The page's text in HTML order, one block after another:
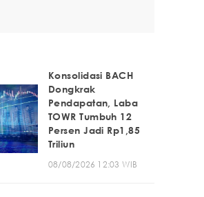
Konsolidasi BACH
Dongkrak
Pendapatan, Laba
TOWR Tumbuh 12
Persen Jadi Rp1,85
Triliun
08/08/2026 12:03 WIB